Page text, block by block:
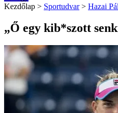
Kezdőlap > Sportudvar > Hazai
„Ő egy kib*szott